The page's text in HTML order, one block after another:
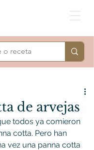
de arvejas
todos ya comieron
cotta. Pero han
vez una panna cotta